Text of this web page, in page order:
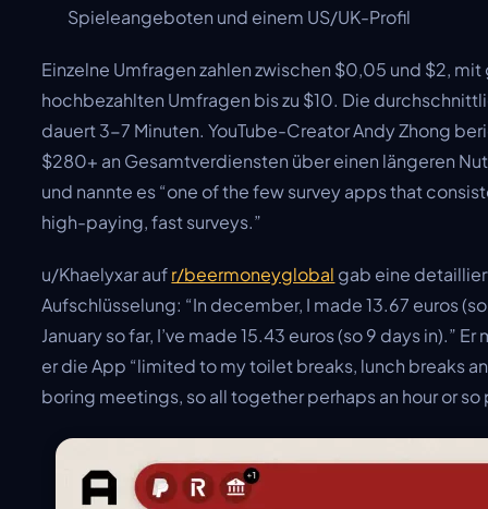
Spieleangeboten und einem US/UK-Profil
Einzelne Umfragen zahlen zwischen $0,05 und $2,
hochbezahlten Umfragen bis zu $10. Die
dauert 3-7 Minuten. YouTube-Creator Andy Zhong
$280+ an Gesamtverdiensten über einen längeren
und nannte es “one of the few survey apps that
high-paying, fast surveys.”
u/Khaelyxar aufr/beermoneyglobal gab eine
Aufschlüsselung: “In december, I made 13.67 euros
January so far, I’ve made 15.43 euros (so 9 days in).”
er die App “limited to my toilet breaks, lunch breaks
boring meetings, so all together perhaps an hour or so